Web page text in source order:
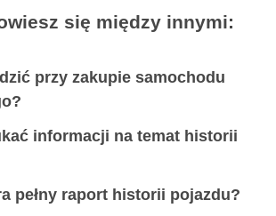
się między innymi:
przy zakupie samochodu
informacji na temat historii
pełny raport historii pojazdu?